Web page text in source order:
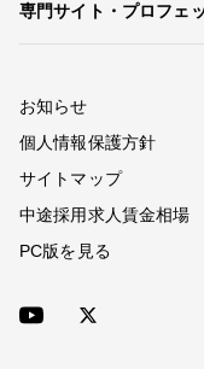
専門サイト・プロフェ
お知らせ
個人情報保護方針
サイトマップ
中途採用求人賃金相場
PC版を見る